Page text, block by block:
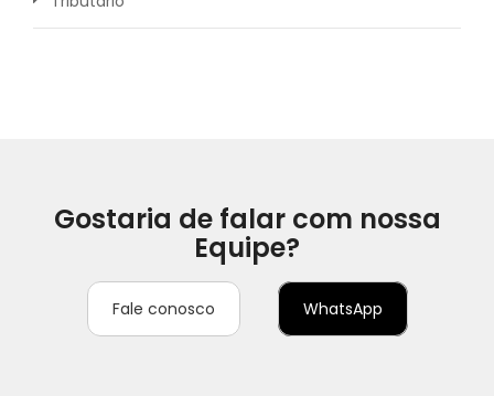
Gostaria de falar com nossa
Equipe?
Fale conosco WhatsApp